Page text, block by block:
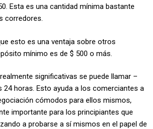
Esta es una cantidad mínima bastante
corredores.
esto es una ventaja sobre otros
mínimo es de $ 500 o más.
significativas se puede llamar –
24 horas. Esto ayuda a los comerciantes a
cómodos para ellos mismos,
importante para los principiantes que
a probarse a sí mismos en el papel de